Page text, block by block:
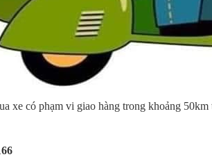
xe có phạm vi giao hàng trong khoảng